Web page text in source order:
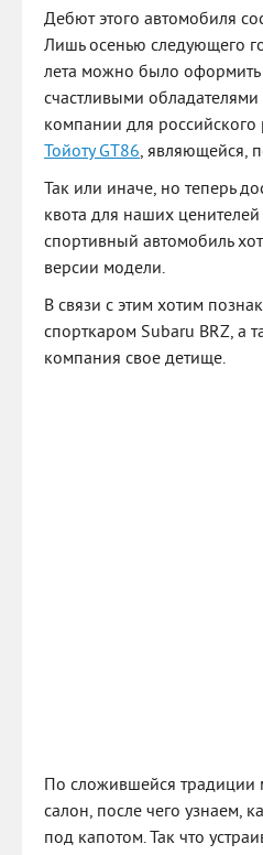
Дебют этого автомобиля
Лишь осенью следующего
лета можно было оформить
счастливыми
компании для российского
Тойоту GT86, являющейся,
Так или иначе, но теперь
квота для наших
спортивный автомобиль
версии модели.
В связи с этим хотим
спорткаром Subaru BRZ, а
компания свое детище.
По сложившейся традиции
салон, после чего узнаем,
под капотом. Так что